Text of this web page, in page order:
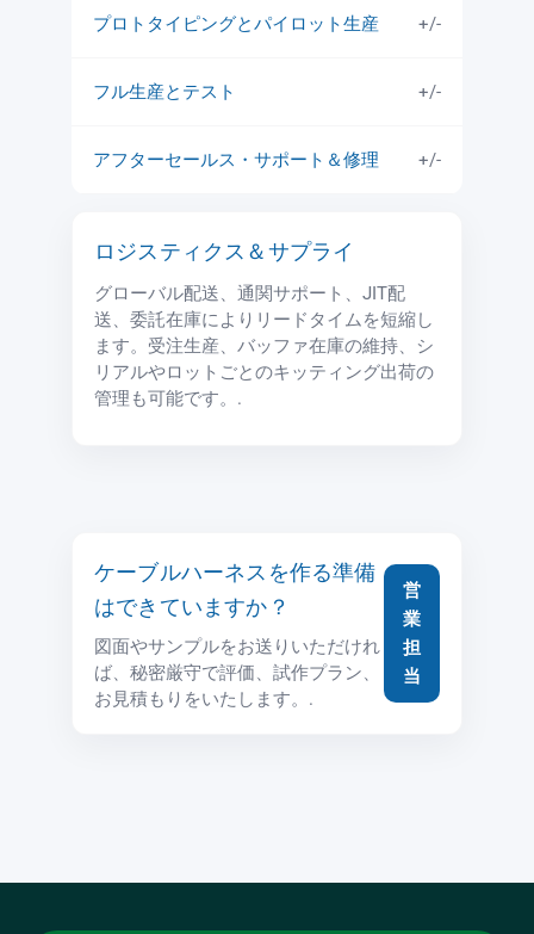
プロトタイピングとパイロット生産 +/-
フル生産とテスト +/-
アフターセールス・サポート＆修理 +/-
ロジスティクス＆サプライ
グローバル配送、通関サポート、JIT配
送、委託在庫によりリードタイムを短縮し
ます。受注生産、バッファ在庫の維持、シ
リアルやロットごとのキッティング出荷の
管理も可能です。.
ケーブルハーネスを作る準備
はできていますか？
図面やサンプルをお送りいただけれ
ば、秘密厳守で評価、試作プラン、
お見積もりをいたします。.
営
業
担
当